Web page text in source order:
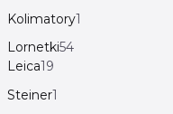
Kolimatory1
Lornetki54
Leica19
Steiner1